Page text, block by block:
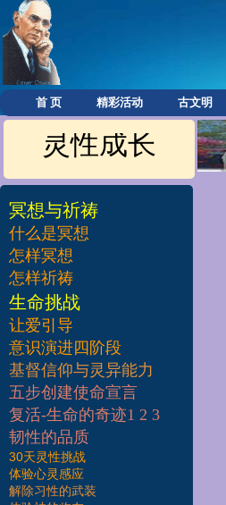
首 页 精彩活动 古文明
灵性成长
冥想与祈祷
什么是冥想
怎样冥想
怎样祈祷
​生命挑战
让爱引导
意识演进四阶段
基督信仰与灵异能力
五步创建使命宣言
复活-生命的奇迹1 2 3
韧性的品质
30天灵性挑战
体验心灵感应
解除习性的武装